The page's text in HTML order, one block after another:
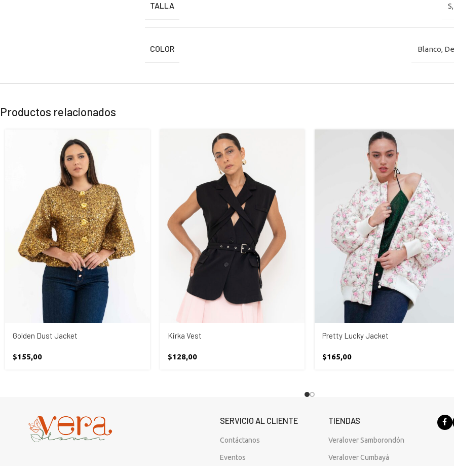
TALLA S
COLOR Blanco,
Productos relacionados
Golden Dust Jacket
$155,00
Kirka Vest
$128,00
Pretty Lucky Jacket
$165,00
SERVICIO AL CLIENTE
Contáctanos
Eventos
TIENDAS
Veralover Samborondón
Veralover Cumbayá